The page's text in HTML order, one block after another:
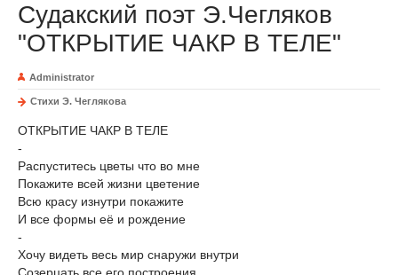
Судакский поэт Э.Чегляков
"ОТКРЫТИЕ ЧАКР В ТЕЛЕ"
Administrator
Стихи Э. Чеглякова
ОТКРЫТИЕ ЧАКР В ТЕЛЕ
-
Распуститесь цветы что во мне
Покажите всей жизни цветение
Всю красу изнутри покажите
И все формы её и рождение
-
Хочу видеть весь мир снаружи внутри